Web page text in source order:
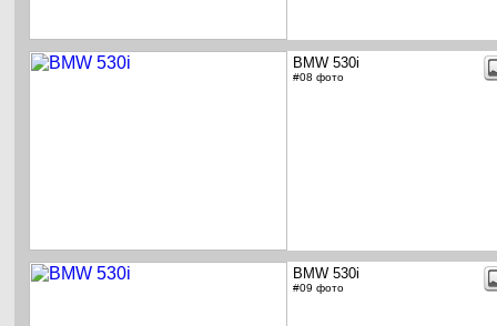
BMW 530i
#08 фото
BMW 530i
#09 фото